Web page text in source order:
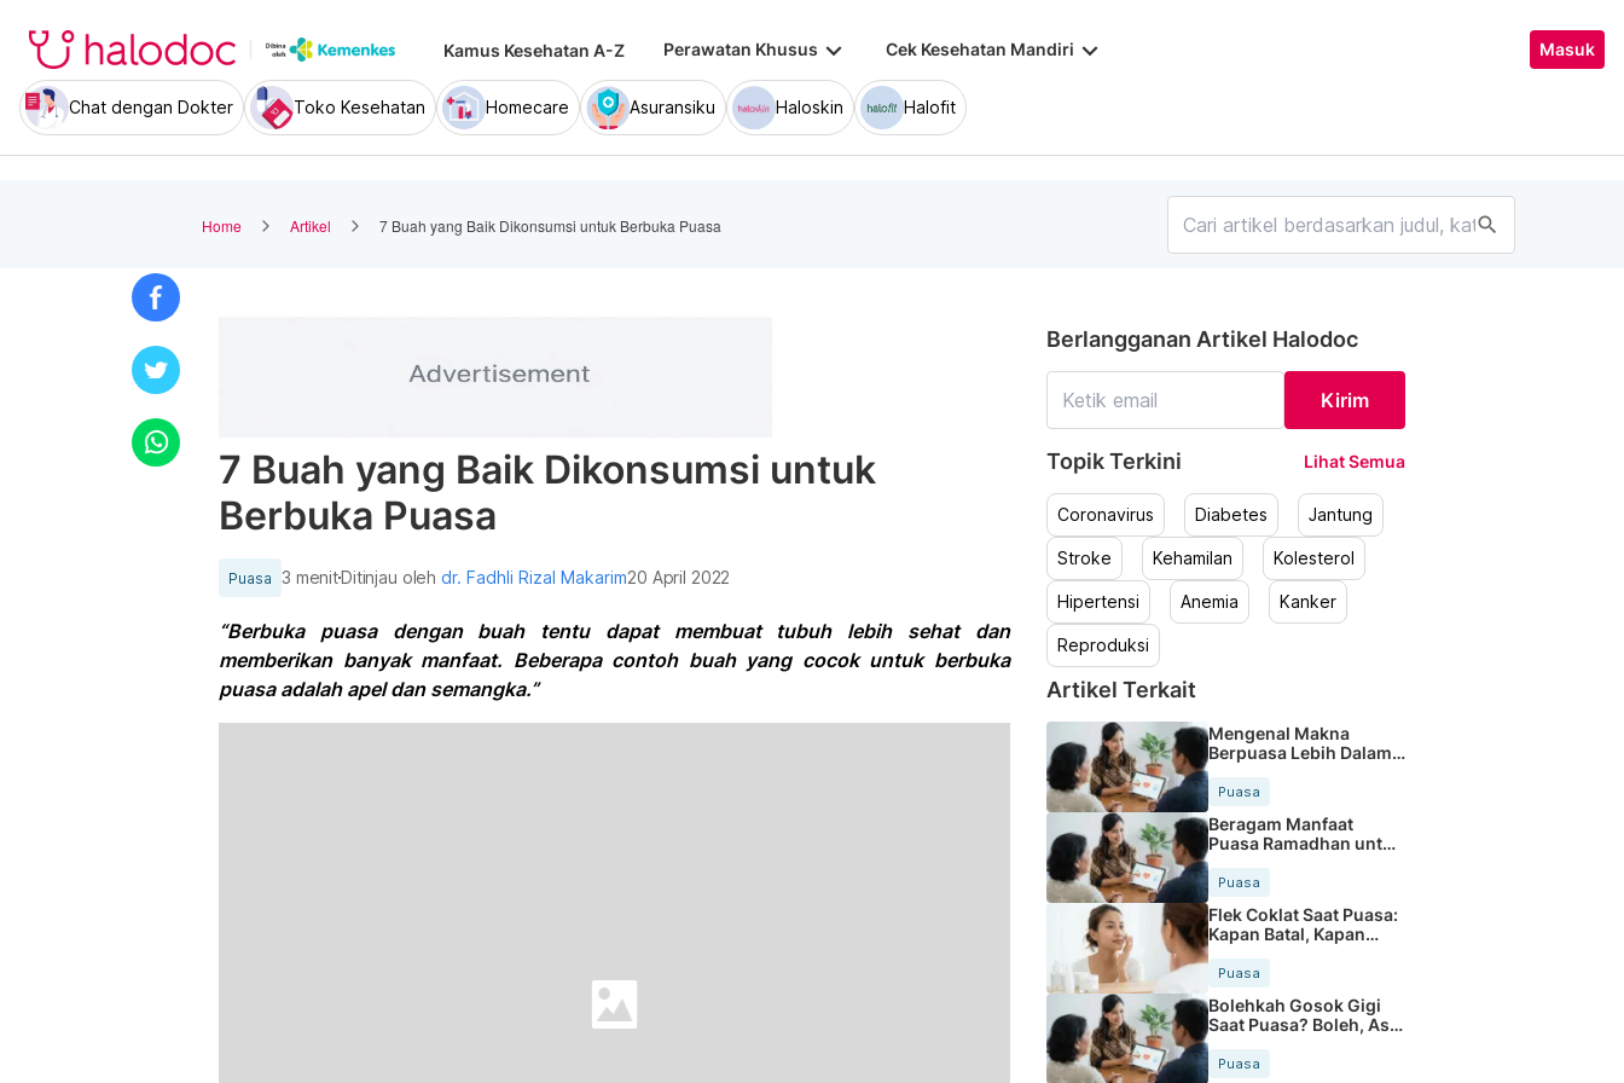
Kamus Kesehatan A-Z Perawatan Khusus keyboard_arrow_down Cek Kesehatan Mandiri keyboard_arrow_down Masuk
Chat dengan Dokter Toko Kesehatan Homecare Asuransiku Haloskin Halofit
Home Artikel 7 Buah yang Baik Dikonsumsi untuk Berbuka Puasa search
7 Buah yang Baik Dikonsumsi untuk
Berbuka Puasa
Puasa 3 menitDitinjau olehdr. Fadhli Rizal Makarim20 April 2022
“Berbuka puasa dengan buah tentu dapat membuat tubuh lebih sehat dan
memberikan banyak manfaat. Beberapa contoh buah yang cocok untuk berbuka
puasa adalah apel dan semangka.”
Berlangganan Artikel Halodoc
Kirim
Topik Terkini Lihat Semua
Coronavirus Diabetes Jantung
Stroke Kehamilan Kolesterol
Hipertensi Anemia Kanker
Reproduksi
Artikel Terkait
Mengenal Makna
Berpuasa Lebih Dalam
Selain Menahan Lapar
Puasa
Beragam Manfaat
Puasa Ramadhan untuk
Kesehatan Tubuh
Puasa
Flek Coklat Saat Puasa:
Kapan Batal, Kapan
Sah?
Puasa
Bolehkah Gosok Gigi
Saat Puasa? Boleh, Asal
Hati-hati
Puasa